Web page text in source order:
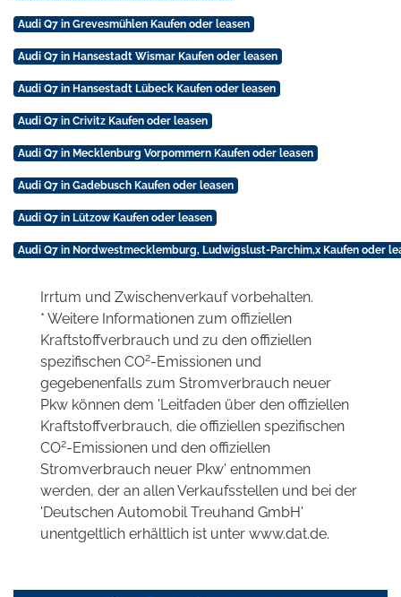
Audi Q7 in Grevesmühlen Kaufen oder leasen
Audi Q7 in Hansestadt Wismar Kaufen oder leasen
Audi Q7 in Hansestadt Lübeck Kaufen oder leasen
Audi Q7 in Crivitz Kaufen oder leasen
Audi Q7 in Mecklenburg Vorpommern Kaufen oder leasen
Audi Q7 in Gadebusch Kaufen oder leasen
Audi Q7 in Lützow Kaufen oder leasen
Audi Q7 in Nordwestmecklemburg, Ludwigslust-Parchim,x Kaufen oder
Irrtum und Zwischenverkauf vorbehalten.
* Weitere Informationen zum offiziellen
Kraftstoffverbrauch und zu den offiziellen
spezifischen CO2-Emissionen und
gegebenenfalls zum Stromverbrauch neuer
Pkw können dem 'Leitfaden über den offiziellen
Kraftstoffverbrauch, die offiziellen spezifischen
CO2-Emissionen und den offiziellen
Stromverbrauch neuer Pkw' entnommen
werden, der an allen Verkaufsstellen und bei der
'Deutschen Automobil Treuhand GmbH'
unentgeltlich erhältlich ist unter www.dat.de.